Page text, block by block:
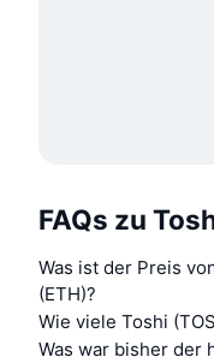
FAQs zu
Was ist der Preis
(ETH)?
Wie viele Toshi
Was war bisher der